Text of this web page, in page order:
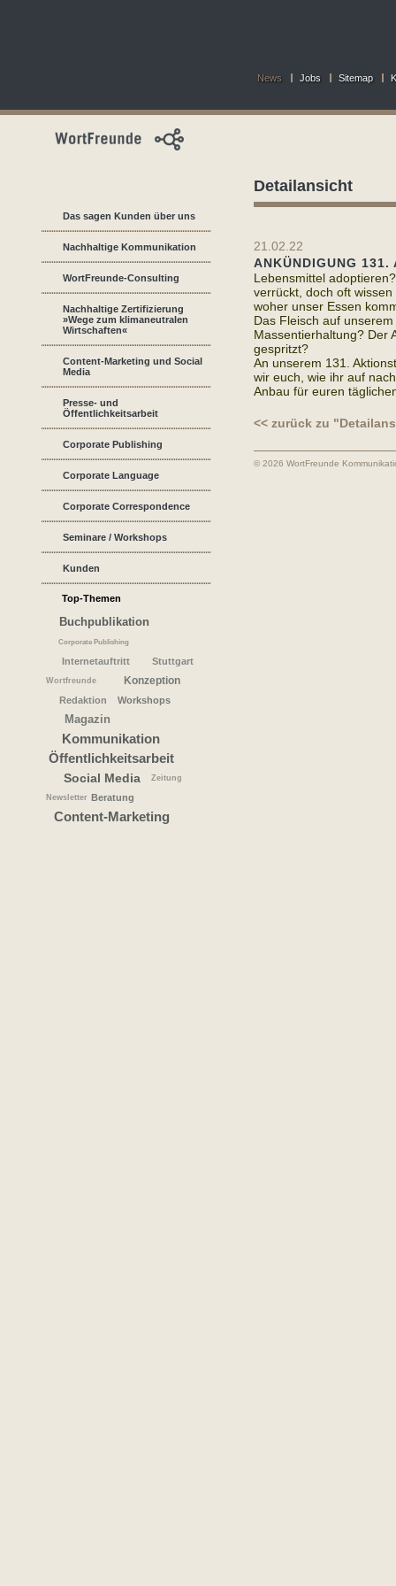
News Jobs Sitemap
Das sagen Kunden über uns
Nachhaltige Kommunikation
WortFreunde-Consulting
Nachhaltige Zertifizierung
»Wege zum klimaneutralen
Wirtschaften«
Content-Marketing und Social
Media
Presse- und
Öffentlichkeitsarbeit
Corporate Publishing
Corporate Language
Corporate Correspondence
Seminare / Workshops
Kunden
Top-Themen
Buchpublikation
Corporate Publishing
Internetauftritt Stuttgart
Wortfreunde Konzeption
Redaktion Workshops
Magazin
Kommunikation
Öffentlichkeitsarbeit
Social Media
Zeitung
Newsletter Beratung
Content-Marketing
Detailansicht
21.02.22
ANKÜNDIGUNG
Lebensmittel
verrückt, doch oft wissen
woher unser Essen
Das Fleisch auf unserem
Massentierhaltung? Der
gespritzt?
An unserem 131.
wir euch, wie ihr auf
Anbau für euren
<< zurück zu
© 2026 WortFreunde